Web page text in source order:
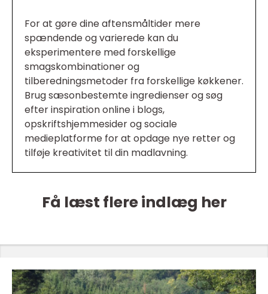
For at gøre dine aftensmåltider mere
spændende og varierede kan du
eksperimentere med forskellige
smagskombinationer og
tilberedningsmetoder fra forskellige køkkener.
Brug sæsonbestemte ingredienser og søg
efter inspiration online i blogs,
opskriftshjemmesider og sociale
medieplatforme for at opdage nye retter og
tilføje kreativitet til din madlavning.
Få læst flere indlæg her